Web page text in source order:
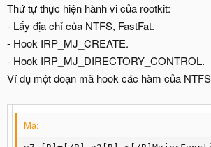
Thứ tự thực hiện hành vi của rootkit:
- Lấy địa chỉ của NTFS, FastFat.
- Hook IRP_MJ_CREATE.
- Hook IRP_MJ_DIRECTORY_CONTROL.
Ví dụ một đoạn mã hook các hàm của
Mã: